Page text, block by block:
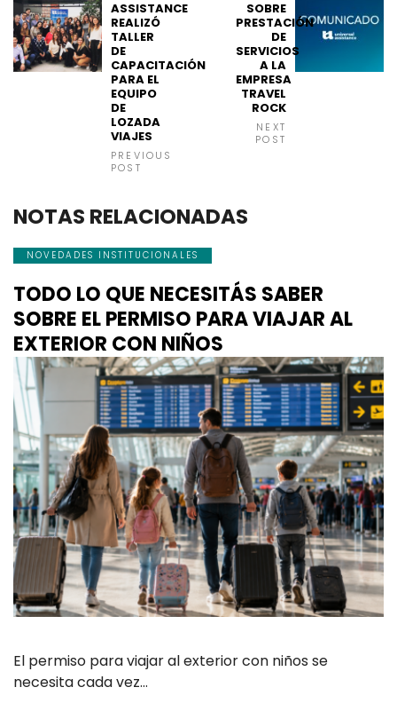
ASSISTANCE
REALIZÓ
TALLER
DE
CAPACITACIÓN
PARA EL
EQUIPO
DE
LOZADA
VIAJES
PREVIOUS
POST
SOBRE
PRESTACIÓN
DE
SERVICIOS
A LA
EMPRESA
TRAVEL
ROCK
NEXT
POST
NOTAS RELACIONADAS
NOVEDADES INSTITUCIONALES
TODO LO QUE NECESITÁS SABER
SOBRE EL PERMISO PARA VIAJAR AL
EXTERIOR CON NIÑOS
El permiso para viajar al exterior con niños se
necesita cada vez…